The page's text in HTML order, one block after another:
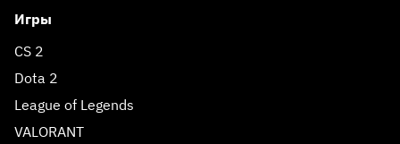
Игры
CS 2
Dota 2
League of Legends
VALORANT